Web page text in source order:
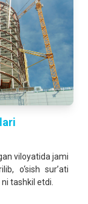
viloyatida jami
o‘sish sur’ati
tashkil etdi.